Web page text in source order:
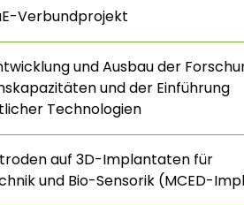
Verbundprojekt
und Ausbau der
und der Einführung
Technologien
auf 3D-Implantaten für
und Bio-Sensorik (MCED-